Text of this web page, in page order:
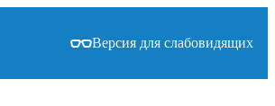
Версия для слабовидящих